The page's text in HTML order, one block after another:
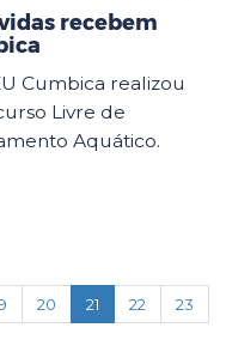
recebem
Cumbica realizou
Livre de
Aquático.
20 21 (current)
22
23